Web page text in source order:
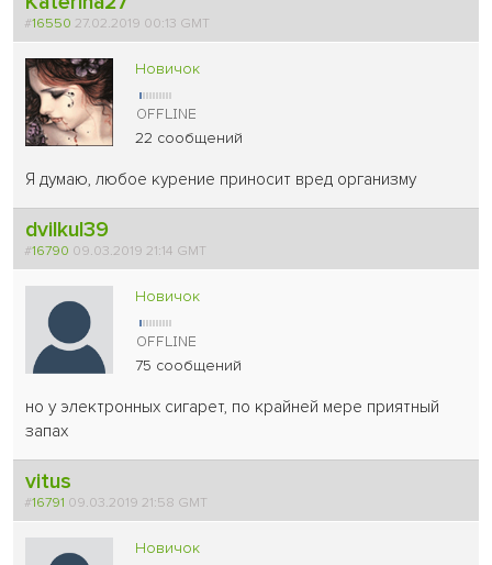
#16550 27.02.2019 00:13 GMT
Новичок
22 сообщений
Я думаю, любое курение приносит вред организму
dvilkul39
#16790 09.03.2019 21:14 GMT
Новичок
75 сообщений
но у электронных сигарет, по крайней мере приятный
запах
vitus
#16791 09.03.2019 21:58 GMT
Новичок